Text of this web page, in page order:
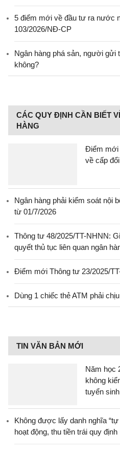
5 điểm mới về đầu tư ra nước
103/2026/NĐ-CP
Ngân hàng phá sản, người gửi
không?
CÁC QUY ĐỊNH CẦN BIẾT
HÀNG
Điểm mới
về cấp
Ngân hàng phải kiểm soát nội
từ 01/7/2026
Thông tư 48/2025/TT-NHNN:
quyết thủ tục liên quan ngân
Điểm mới Thông tư 23/2025/
Dùng 1 chiếc thẻ ATM phải
TIN VĂN BẢN MỚI
Năm học
không
tuyển
Không được lấy danh nghĩa
hoạt động, thu tiền trái quy định